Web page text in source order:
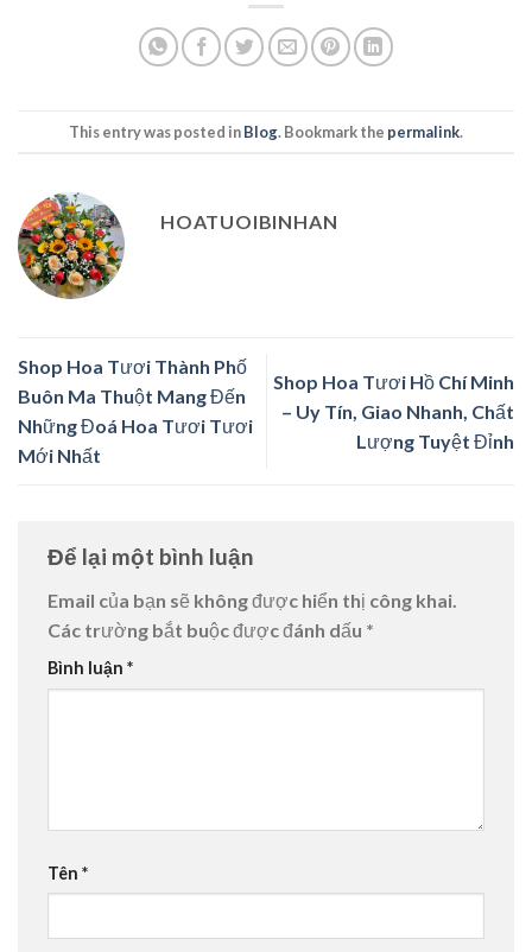
This entry was posted inBlog. Bookmark the permalink.
HOATUOIBINHAN
Shop Hoa Tươi Thành Phố
Buôn Ma Thuột Mang Đến
Những Đoá Hoa Tươi Tươi
Mới Nhất
Shop Hoa Tươi Hồ Chí Minh
– Uy Tín, Giao Nhanh, Chất
Lượng Tuyệt Đỉnh
Để lại một bình luận
Email của bạn sẽ không được hiển thị công khai.
Các trường bắt buộc được đánh dấu *
Bình luận *
Tên *